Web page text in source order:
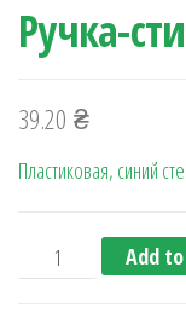
Ручка-
39.20 ₴
Пластиковая, синий
Ручка-стилус
Add